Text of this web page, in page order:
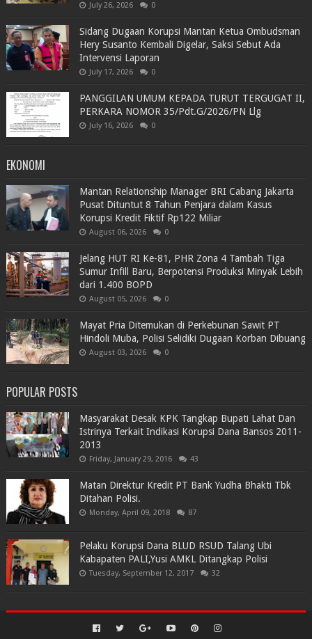
July 26, 2026 0
Sidang Dugaan Korupsi Mantan Ketua Ombudsman
Hery Susanto Kembali Digelar, Saksi Sebut Ada
Intervensi Laporan
July 17, 2026 0
PANGGILAN UMUM KEPADA TURUT TERGUGAT II,
PERKARA NOMOR 35/Pdt.G/2026/PN Llg
July 16, 2026 0
EKONOMI
Mantan Relationship Manager BRI Cabang Jakarta
Pusat Dituntut 8 Tahun Penjara dalam Kasus
Korupsi Kredit Fiktif Rp122 Miliar
August 06, 2026 0
Jelang HUT RI Ke-81, PHR Zona 4 Tambah Tiga
Sumur Infill Baru, Berpotensi Produksi Minyak Lebih
dari 1.400 BOPD
August 05, 2026 0
Mayat Pria Ditemukan di Perkebunan Sawit PT
Hindoli Muba, Polisi Selidiki Dugaan Korban Dibuang
August 03, 2026 0
POPULAR POSTS
Masyarakat Desak KPK Tangkap Bupati Lahat Dan
Istrinya Terkait Indikasi Korupsi Dana Bansos 2011-
2013
Friday, January 29, 2016 43
Matan Direktur Kredit PT Bank Yudha Bhakti Tbk
Ditahan Polisi.
Monday, April 09, 2018 87
Pelaku Korupsi Dana BLUD RSUD Talang Ubi
Kabapaten PALI,Yusi AMKL Ditangkap Polisi
Tuesday, September 12, 2017 32